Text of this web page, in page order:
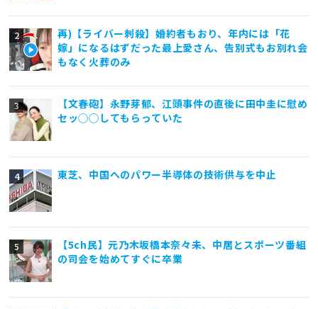
再)【ライバー刺殺】婚約者もおり、年内には「花
嫁」になるはずだった最上愛さん、告別式もお別れ会
もなく火葬のみ
【文春砲】永野芽郁、江頭事件の直後に田中圭に慰め
セッ◯◯してもらっていた
東芝、中国へのパワー半導体の技術供与を中止
【5ch民】元乃木坂橋本奈々未、中居とスポーツ番組
の司会を始めてすぐに卒業